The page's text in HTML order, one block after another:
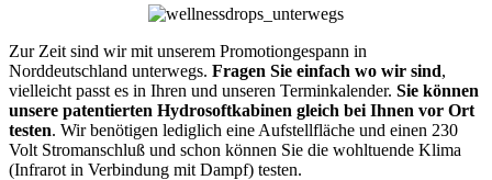
Zur Zeit sind wir mit unserem Promotiongespann in
Norddeutschland unterwegs. Fragen Sie einfach wo wir sind,
vielleicht passt es in Ihren und unseren Terminkalender. Sie können
unsere patentierten Hydrosoftkabinen gleich bei Ihnen vor Ort
testen. Wir benötigen lediglich eine Aufstellfläche und einen 230
Volt Stromanschluß und schon können Sie die wohltuende Klima
(Infrarot in Verbindung mit Dampf) testen.